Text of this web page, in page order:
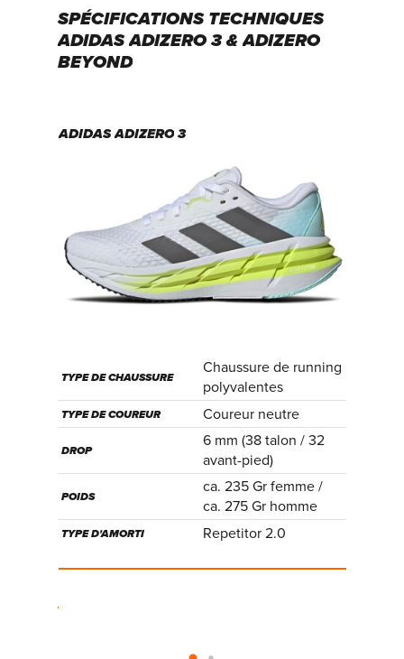
SPÉCIFICATIONS TECHNIQUES
ADIDAS ADIZERO 3 & ADIZERO
BEYOND
polyvalentes
Coureur neutre
avant-pied)
ca. 275 Gr homme
Repetitor 2.0
ADIDAS
TYPE DE CHAUSSURE
Chaussure de
TYPE DE COUREUR
5 mm (39,5
ca. 250 Gr
ca. 290 Gr
de carbone